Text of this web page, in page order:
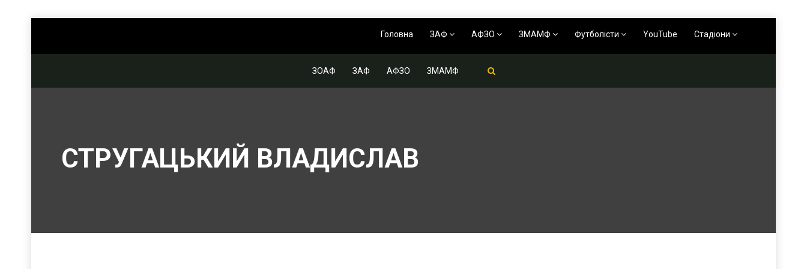
Головна ЗАФ АФЗО ЗМАМФ Футболісти YouTube Стадіони
ЗОАФ ЗАФ АФЗО ЗМАМФ
СТРУГАЦЬКИЙ ВЛАДИСЛАВ